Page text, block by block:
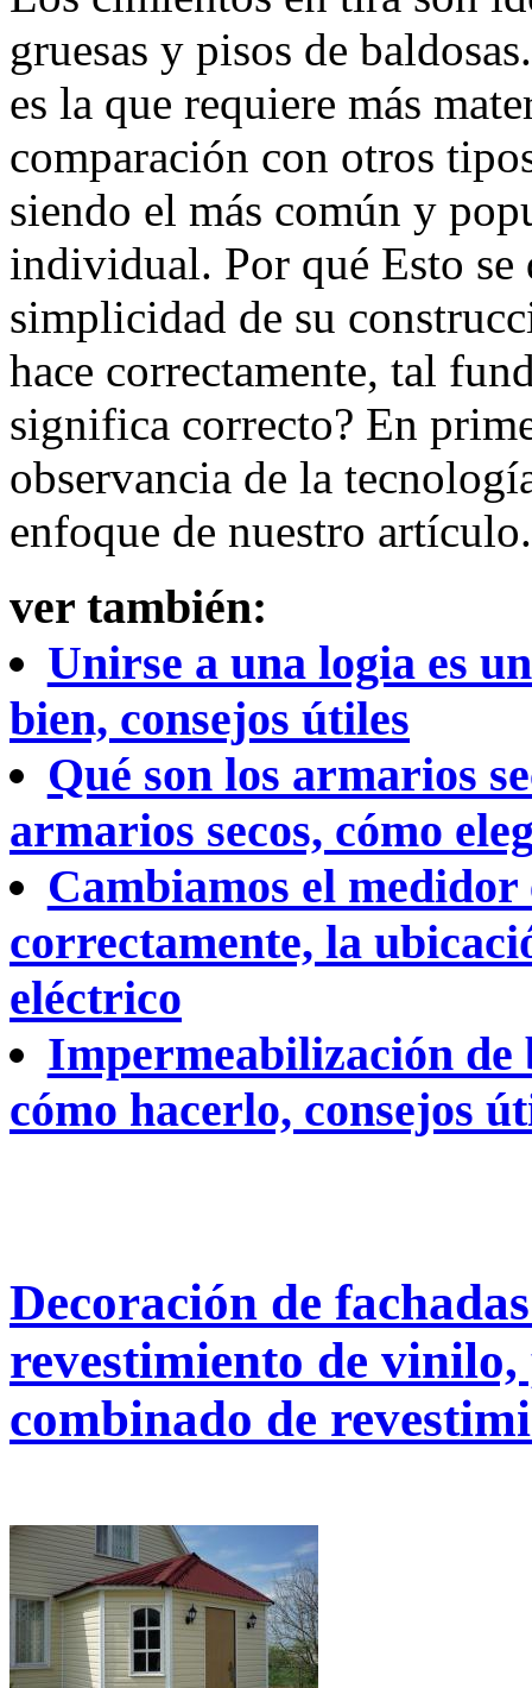
gruesas y pisos de
es la que requiere más
comparación con otros
siendo el más común y
individual. Por qué Esto se
simplicidad de su
hace correctamente, tal
significa correcto? En
observancia de la
enfoque de nuestro artículo.
ver también:
Unirse a una logia es
bien, consejos útiles
Qué son los armarios
armarios secos, cómo
Cambiamos el
correctamente, la
eléctrico
Impermeabilización de
cómo hacerlo, consejos
Decoración de
revestimiento de vinilo,
combinado de